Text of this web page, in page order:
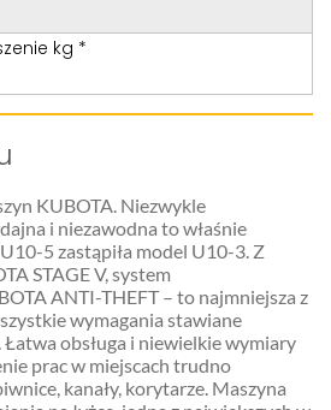
kg *
KUBOTA. Niezwykle
i niezawodna to właśnie
5 zastąpiła model U10-3. Z
STAGE V, system
ANTI-THEFT – to najmniejsza z
wymagania stawiane
obsługa i niewielkie wymiary
prac w miejscach trudno
kanały, korytarze. Maszyna